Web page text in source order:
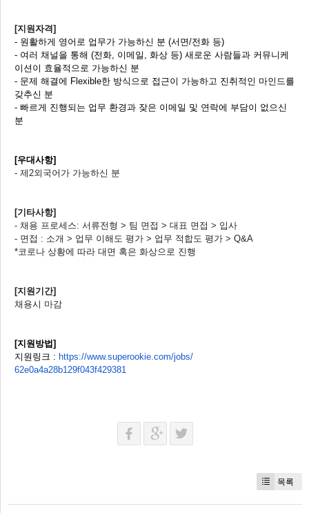
[지원자격]
- 원활하게 영어로 업무가 가능하신 분 (서면/전화 등)
- 여러 채널을 통해 (전화, 이메일, 화상 등) 새로운 사람들과 커뮤니케
이션이 효율적으로 가능하신 분
- 문제 해결에 Flexible한 방식으로 접근이 가능하고 진취적인 마인드를
갖추신 분
- 빠르게 진행되는 업무 환경과 잦은 이메일 및 연락에 부담이 없으신
분
[우대사항]
- 제2외국어가 가능하신 분
[기타사항]
- 채용 프로세스: 서류전형 > 팀 면접 > 대표 면접 > 입사
- 면접 : 소개 > 업무 이해도 평가 > 업무 적합도 평가 > Q&A
*코로나 상황에 따라 대면 혹은 화상으로 진행
[지원기간]
채용시 마감
[지원방법 ]
지원링크 : https://www.superookie.com/jobs/
62e0a4a28b129f043f429381
목록